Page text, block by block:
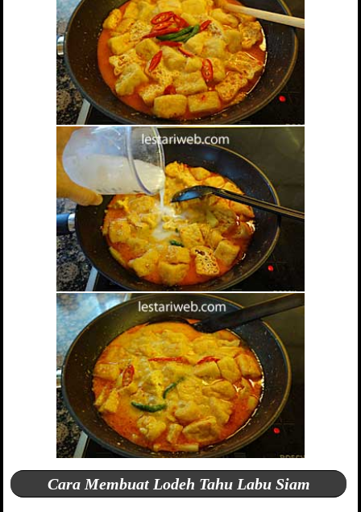
Cara Membuat Lodeh Tahu Labu Siam